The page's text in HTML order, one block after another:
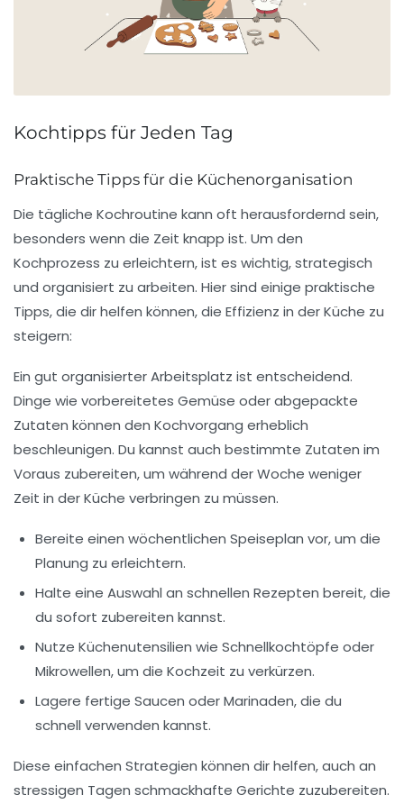
Kochtipps für Jeden Tag
Praktische Tipps für die Küchenorganisation
Die tägliche Kochroutine kann oft herausfordernd sein,
besonders wenn die Zeit knapp ist. Um den
Kochprozess zu erleichtern, ist es wichtig, strategisch
und organisiert zu arbeiten. Hier sind einige praktische
Tipps, die dir helfen können, die Effizienz in der Küche zu
steigern:
Ein gut organisierter Arbeitsplatz ist entscheidend.
Dinge wie vorbereitetes Gemüse oder abgepackte
Zutaten können den Kochvorgang erheblich
beschleunigen. Du kannst auch bestimmte Zutaten im
Voraus zubereiten, um während der Woche weniger
Zeit in der Küche verbringen zu müssen.
Bereite einen wöchentlichen Speiseplan vor, um die
Planung zu erleichtern.
Halte eine Auswahl an schnellen Rezepten bereit, die
du sofort zubereiten kannst.
Nutze Küchenutensilien wie Schnellkochtöpfe oder
Mikrowellen, um die Kochzeit zu verkürzen.
Lagere fertige Saucen oder Marinaden, die du
schnell verwenden kannst.
Diese einfachen Strategien können dir helfen, auch an
stressigen Tagen schmackhafte Gerichte zuzubereiten.